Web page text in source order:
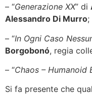
– “Generazione XX” di
Alessandro Di Murro;
– “In Ogni Caso
Borgobonó, regia
– “Chaos – Humanoid
Si fa presente che